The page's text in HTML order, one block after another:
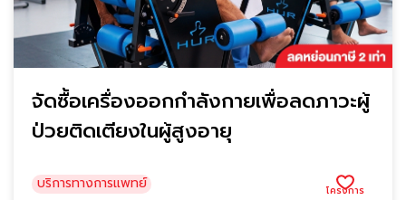
จัดซื้อเครื่องออกกำลังกายเพื่อลดภาวะผู้
ป่วยติดเตียงในผู้สูงอายุ
บริการทางการแพทย์